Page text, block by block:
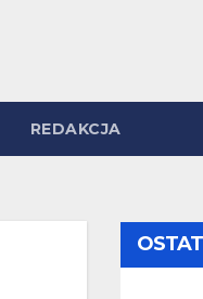
REDAKCJA